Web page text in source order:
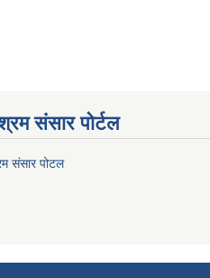
संसार पोर्टल
संसार पोटल